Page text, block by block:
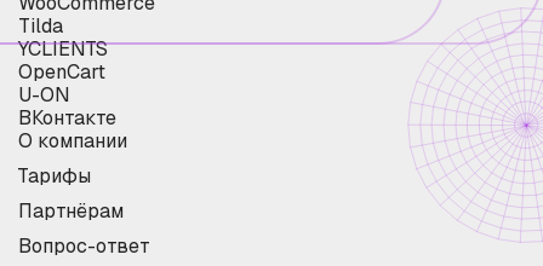
Tilda
YCLIENTS
OpenCart
U-ON
ВКонтакте
О компании
Тарифы
Партнёрам
Вопрос-ответ